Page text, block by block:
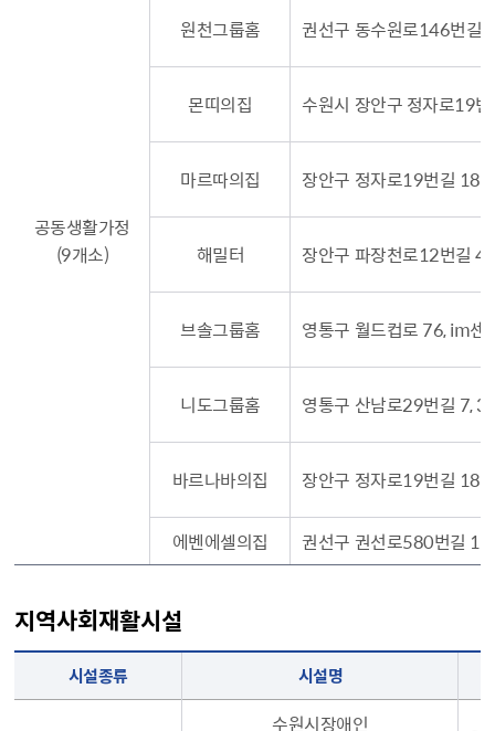
공동생활가정
(9개소)
원천그룹홈 권선구 동수원로146번길
몬띠의집 수원시 장안구 정자로19
마르따의집 장안구 정자로19번길 18,
해밀터 장안구 파장천로12번길
브솔그룹홈 영통구 월드컵로 76, im센
니도그룹홈 영통구 산남로29번길 7,
바르나바의집 장안구 정자로19번길 18,
에벤에셀의집 권선구 권선로580번길 14
지역사회재활시설
시설종류 시설명
수원시장애인